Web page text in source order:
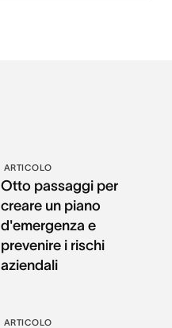
ARTICOLO
Otto passaggi per
creare un piano
d'emergenza e
prevenire i rischi
aziendali
ARTICOLO